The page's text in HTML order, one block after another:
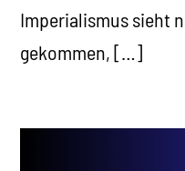
Imperialismus sieht
gekommen, […]